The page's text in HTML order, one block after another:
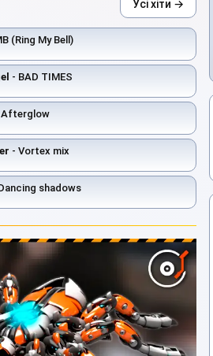
Усі хіти →
(Ring My Bell)
- BAD TIMES
Afterglow
- Vortex mix
shadows